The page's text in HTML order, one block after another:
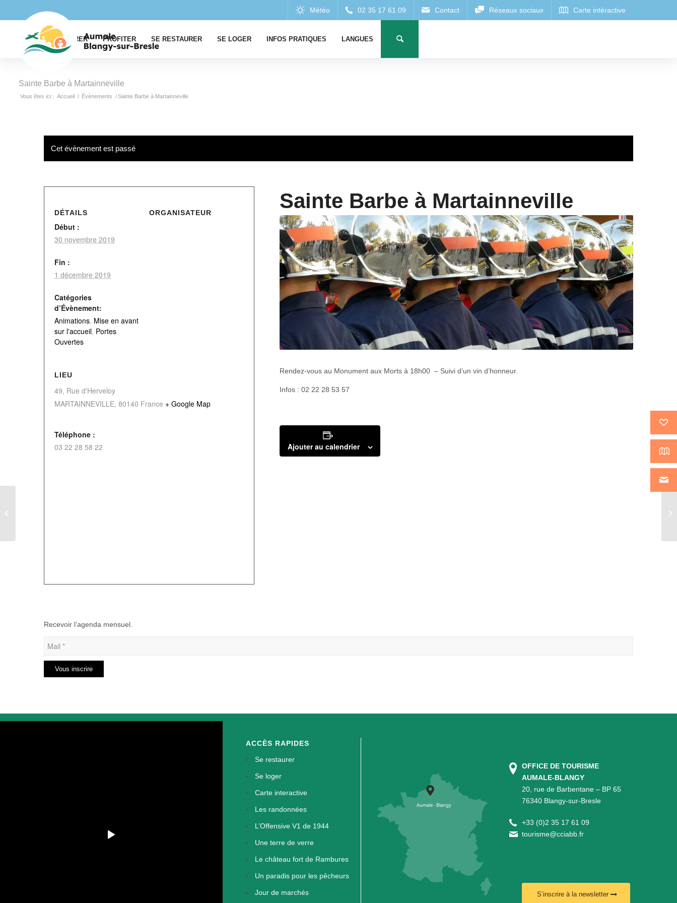
EXPLORER PROFITER SE RESTAURER SE LOGER INFOS PRATIQUES LANGUES
Sainte Barbe à Martainneville
Vous êtes ici : Accueil / Évènements /Sainte Barbe à Martainneville
Cet évènement est passé
Sainte Barbe à Martainneville
Rendez-vous au Monument aux Morts à 18h00 – Suivi d’un vin d’honneur.
Infos : 02 22 28 53 57
Ajouter au calendrier
DÉTAILS
Début :
30 novembre 2019
Fin :
1 décembre 2019
Catégories
d’Évènement:
Animations, Mise en avant
sur l'accueil, Portes
Ouvertes
ORGANISATEUR
LIEU
49, Rue d'Herveloy
MARTAINNEVILLE, 80140 France + Google Map
Téléphone :
03 22 28 58 22
Recevoir l’agenda mensuel.
ACCÈS RAPIDES
Se restaurer
Se loger
Carte interactive
Les randonnées
L’Offensive V1 de 1944
Une terre de verre
Le château fort de Rambures
Un paradis pour les pêcheurs
Jour de marchés
OFFICE DE TOURISME
AUMALE-BLANGY
20, rue de Barbentane – BP 65
76340 Blangy-sur-Bresle
+33 (0)2 35 17 61 09
tourisme@cciabb.fr
S’inscrire à la newsletter